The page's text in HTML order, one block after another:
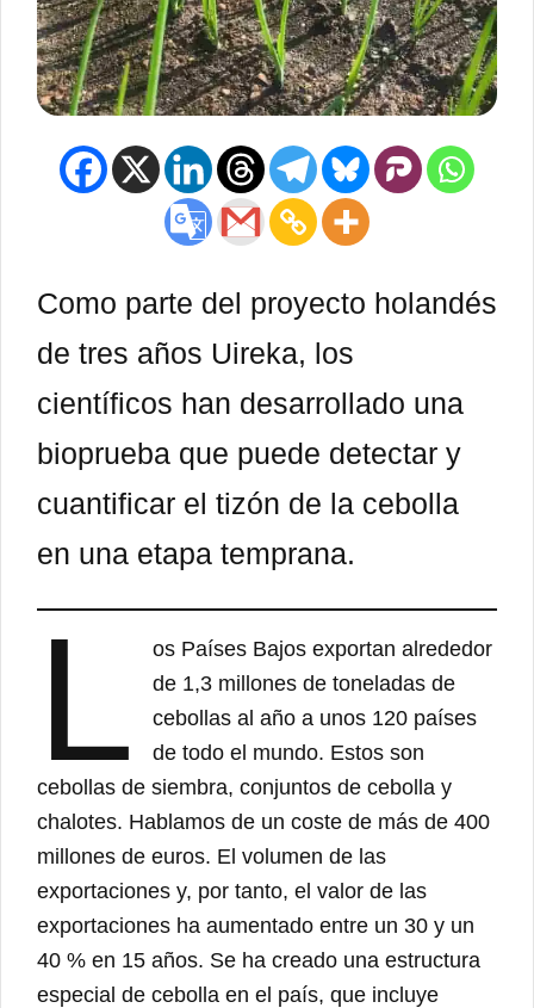
Como parte del proyecto holandés
de tres años Uireka, los
científicos han desarrollado una
bioprueba que puede detectar y
cuantificar el tizón de la cebolla
en una etapa temprana.
L
os Países Bajos exportan alrededor
de 1,3 millones de toneladas de
cebollas al año a unos 120 países
de todo el mundo. Estos son
cebollas de siembra, conjuntos de cebolla y
chalotes. Hablamos de un coste de más de 400
millones de euros. El volumen de las
exportaciones y, por tanto, el valor de las
exportaciones ha aumentado entre un 30 y un
40 % en 15 años. Se ha creado una estructura
especial de cebolla en el país, que incluye